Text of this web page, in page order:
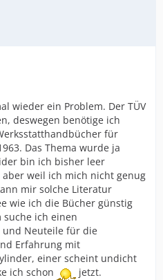
wieder ein Problem. Der TÜV
deswegen benötige ich
für
Das Thema wurde ja
bin ich bisher leer
weil ich mich nicht genug
mir solche Literatur
wie ich die Bücher günstig
suche ich einen
und Neuteile für die
Erfahrung mit
einer scheint undicht
ich schon
jetzt.